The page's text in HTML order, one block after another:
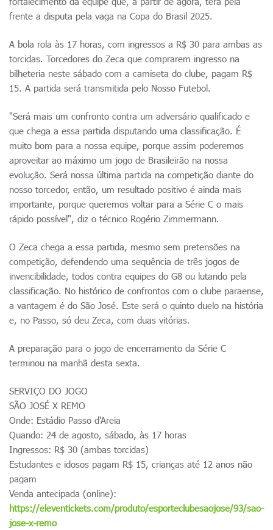
frente a disputa pela vaga na Copa do Brasil 2025.
A bola rola às 17 horas, com ingressos a R$ 30 para ambas as
torcidas. Torcedores do Zeca que comprarem ingresso na
bilheteria neste sábado com a camiseta do clube, pagam R$
15. A partida será transmitida pelo Nosso Futebol.
"Será mais um confronto contra um adversário qualificado e
que chega a essa partida disputando uma classificação. É
muito bom para a nossa equipe, porque assim poderemos
aproveitar ao máximo um jogo de Brasileirão na nossa
evolução. Será nossa última partida na competição diante do
nosso torcedor, então, um resultado positivo é ainda mais
importante, porque queremos voltar para a Série C o mais
rápido possível", diz o técnico Rogério Zimmermann.
O Zeca chega a essa partida, mesmo sem pretensões na
competição, defendendo uma sequência de três jogos de
invencibilidade, todos contra equipes do G8 ou lutando pela
classificação. No histórico de confrontos com o clube paraense,
a vantagem é do São José. Este será o quinto duelo na história
e, no Passo, só deu Zeca, com duas vitórias.
A preparação para o jogo de encerramento da Série C
terminou na manhã desta sexta.
SERVIÇO DO JOGO
SÃO JOSÉ X REMO
Onde: Estádio Passo d'Areia
Quando: 24 de agosto, sábado, às 17 horas
Ingressos: R$ 30 (ambas torcidas)
Estudantes e idosos pagam R$ 15, crianças até 12 anos não
pagam
Venda antecipada (online):
https://eleventickets.com/produto/esporteclubesaojose/93/sao-
jose-x-remo